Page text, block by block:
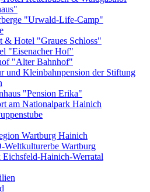
"Urwald-Life-Camp"
& Hotel "Graues Schloss"
"Eisenacher Hof"
"Alter Bahnhof"
und Kleinbahnpension der Stiftung
"Pension Erika"
am Nationalpark Hainich
Wartburg Hainich
Weltkulturerbe Wartburg
Eichsfeld-Hainich-Werratal